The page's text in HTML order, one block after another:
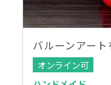
バルーンアー
オンライン可